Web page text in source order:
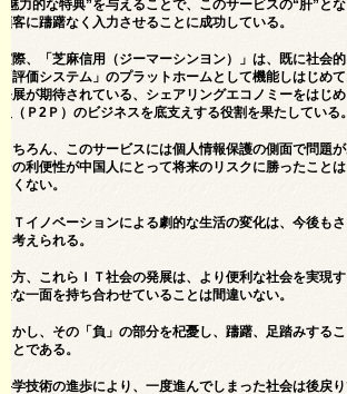
“魅力的な特典”を与えることで、このサービスの“肝”とな
顧客に躊躇なく入力させることに成功している。
実際、「芝麻信用（ジーマーシンヨン）」は、既に社会
「評価システム」のプラットホームとして機能しはじめ
発展が期待されている、シェアリングエコノミーをはじ
人（Ｐ2Ｐ）のビジネスを底支えする役割を果たしている。
もちろん、このサービスには個人情報保護の側面で問題が
その利便性が中国人にとって将来のリスクに勝ったこと
しくない。
ＩＴイノベーションによる劇的な生活の変化は、今後も
と考えられる。
一方、これらＩＴ社会の発展は、より便利な社会を実現
険な一面を持ち合わせていることは間違いない。
しかし、その「負」の部分を杞憂し、躊躇、足踏みする
ことである。
科学技術の進歩により、一度進んでしまった社会は後戻り